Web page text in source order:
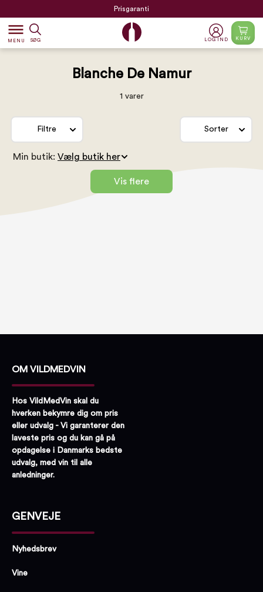
Prisgaranti
dehaze
MENU SØG LOG IND KURV
Blanche De Namur
1 varer
Filtre Sorter
Min butik:
Vis flere
OM VILDMEDVIN
Hos VildMedVin skal du
hverken bekymre dig om pris
eller udvalg - Vi garanterer den
laveste pris og du kan gå på
opdagelse i Danmarks bedste
udvalg, med vin til alle
anledninger.
GENVEJE
Nyhedsbrev
Vine